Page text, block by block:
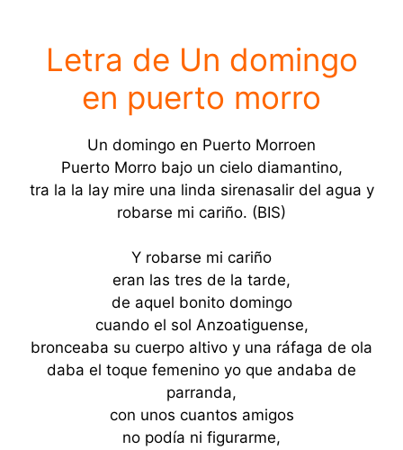
Letra de Un domingo
en puerto morro
Un domingo en Puerto Morroen
Puerto Morro bajo un cielo diamantino,
tra la la lay mire una linda sirenasalir del agua y
robarse mi cariño. (BIS)
Y robarse mi cariño
eran las tres de la tarde,
de aquel bonito domingo
cuando el sol Anzoatiguense,
bronceaba su cuerpo altivo y una ráfaga de ola
daba el toque femenino yo que andaba de
parranda,
con unos cuantos amigos
no podía ni figurarme,